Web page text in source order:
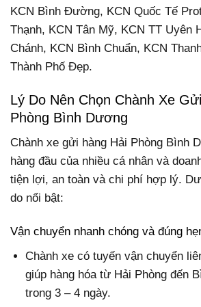
KCN Bình Đường, KCN Quốc Tế
Thạnh, KCN Tân Mỹ, KCN TT Uyên
Chánh, KCN Bình Chuẩn, KCN
Thành Phố Đẹp.
Lý Do Nên Chọn Chành Xe
Phòng Bình Dương
Chành xe gửi hàng Hải Phòng Bình
hàng đầu của nhiều cá nhân và
tiện lợi, an toàn và chi phí hợp lý.
do nổi bật:
Vận chuyển nhanh chóng và đúng
Chành xe có tuyến vận chuyển
giúp hàng hóa từ Hải Phòng đến
trong 3 – 4 ngày.